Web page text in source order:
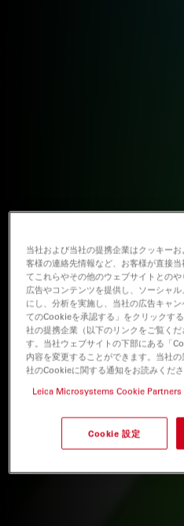
当社および当社の提携企業はクッキー
客様の連絡先情報など、お客様が直接
てこれらやその他のウェブサイトとの
広告やコンテンツを提供し、ソーシャ
にし、分析を実施し、当社の広告キャ
てのCookieを承認する」をクリックす
社の提携企業（以下のリンクをご覧く
す。当社ウェブサイトの下部にある「
内容を変更することができます。当社
社のCookieに関する通知をお読みくだ
Leica Microsystems Cookie Partners
Cookie 設定